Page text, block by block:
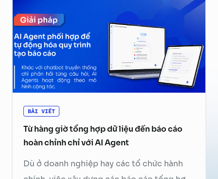
BÀI VIẾT
Từ hàng giờ tổng hợp dữ liệu đến báo cáo
hoàn chỉnh chỉ với AI Agent
Dù ở doanh nghiệp hay các tổ chức hành